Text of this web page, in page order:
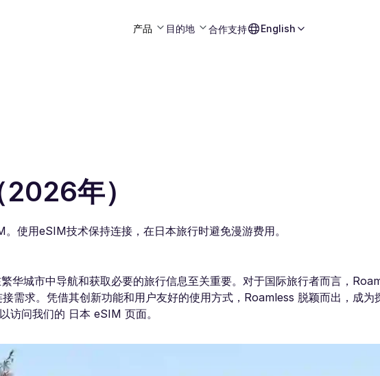
产品 目的地 合作支持 English
年）
使用eSIM技术保持连接，在日本旅行时避免漫游费用。
华城市中导航和获取必要的旅行信息至关重要。对于国际旅行者而言，
需求。凭借其创新功能和用户友好的使用方式，Roamless 脱颖而出，成为
访问我们的 日本 eSIM 页面。